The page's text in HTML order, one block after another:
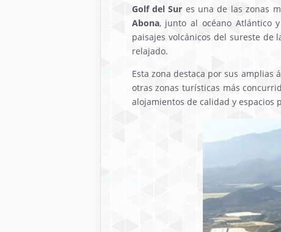
Golf del Sur es una de las zonas
Abona, junto al océano Atlántico
paisajes volcánicos del sureste
relajado.
Esta zona destaca por sus
otras zonas turísticas más
alojamientos de calidad y